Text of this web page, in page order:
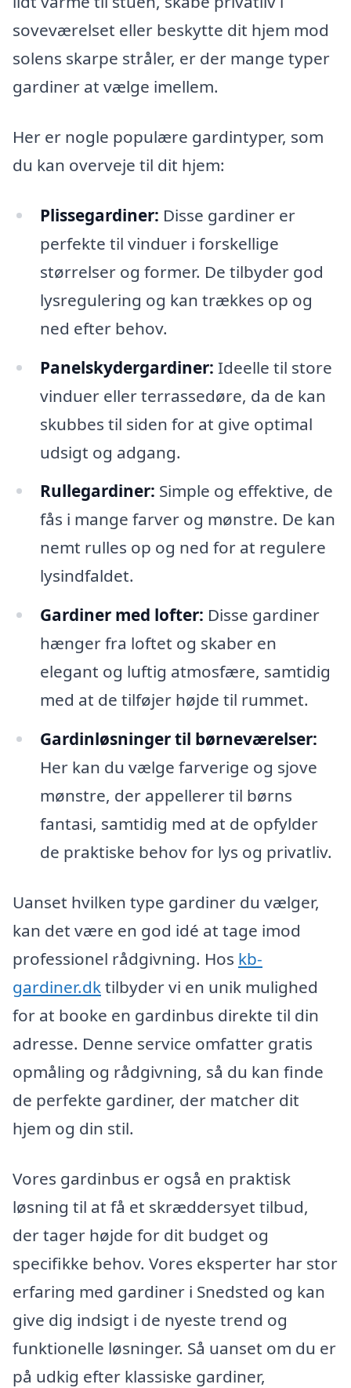
soveværelset eller beskytte dit hjem mod
solens skarpe stråler, er der mange typer
gardiner at vælge imellem.
Her er nogle populære gardintyper, som
du kan overveje til dit hjem:
Plissegardiner: Disse gardiner er
perfekte til vinduer i forskellige
størrelser og former. De tilbyder god
lysregulering og kan trækkes op og
ned efter behov.
Panelskydergardiner: Ideelle til store
vinduer eller terrassedøre, da de kan
skubbes til siden for at give optimal
udsigt og adgang.
Rullegardiner: Simple og effektive, de
fås i mange farver og mønstre. De kan
nemt rulles op og ned for at regulere
lysindfaldet.
Gardiner med lofter: Disse gardiner
hænger fra loftet og skaber en
elegant og luftig atmosfære, samtidig
med at de tilføjer højde til rummet.
Gardinløsninger til børneværelser:
Her kan du vælge farverige og sjove
mønstre, der appellerer til børns
fantasi, samtidig med at de opfylder
de praktiske behov for lys og privatliv.
Uanset hvilken type gardiner du vælger,
kan det være en god idé at tage imod
professionel rådgivning. Hos kb-
gardiner.dktilbyder vi en unik mulighed
for at booke en gardinbus direkte til din
adresse. Denne service omfatter gratis
opmåling og rådgivning, så du kan finde
de perfekte gardiner, der matcher dit
hjem og din stil.
Vores gardinbus er også en praktisk
løsning til at få et skræddersyet tilbud,
der tager højde for dit budget og
specifikke behov. Vores eksperter har stor
erfaring med gardiner i Snedsted og kan
give dig indsigt i de nyeste trend og
funktionelle løsninger. Så uanset om du er
på udkig efter klassiske gardiner,